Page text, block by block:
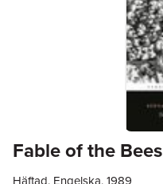
Fable of the Bees
Häftad, Engelska, 1989